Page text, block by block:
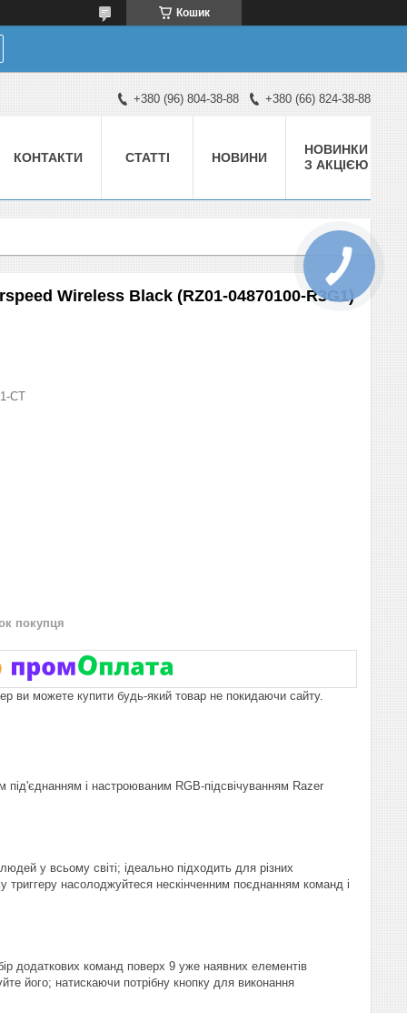
Кошик
+380 (96) 804-38-88 +380 (66) 824-38-88
КОНТАКТИ СТАТТІ НОВИНИ
НОВИНКИ
З АКЦІЄЮ
Wireless Black (RZ01-04870100-R3G1)
СТ
покупця
ви можете купити будь-який товар не покидаючи сайту.
і настроюваним RGB-підсвічуванням Razer
у всьому світі; ідеально підходить для різних
насолоджуйтеся нескінченним поєднанням команд і
додаткових команд поверх 9 уже наявних елементів
його; натискаючи потрібну кнопку для виконання